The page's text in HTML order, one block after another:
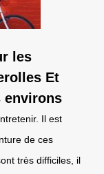
les
Et
environs
Il est
de ces
très difficiles, il